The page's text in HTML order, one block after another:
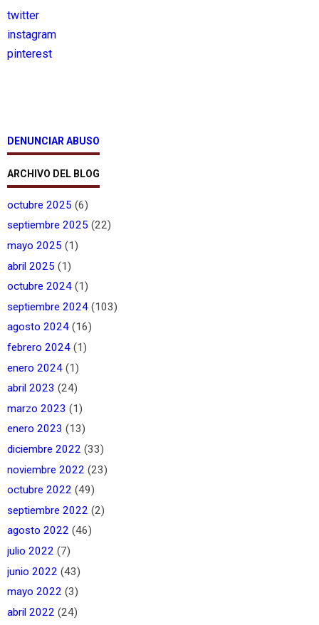
twitter
instagram
pinterest
DENUNCIAR ABUSO
ARCHIVO DEL BLOG
octubre 2025 (6)
septiembre 2025 (22)
mayo 2025 (1)
abril 2025 (1)
octubre 2024 (1)
septiembre 2024 (103)
agosto 2024 (16)
febrero 2024 (1)
enero 2024 (1)
abril 2023 (24)
marzo 2023 (1)
enero 2023 (13)
diciembre 2022 (33)
noviembre 2022 (23)
octubre 2022 (49)
septiembre 2022 (2)
agosto 2022 (46)
julio 2022 (7)
junio 2022 (43)
mayo 2022 (3)
abril 2022 (24)